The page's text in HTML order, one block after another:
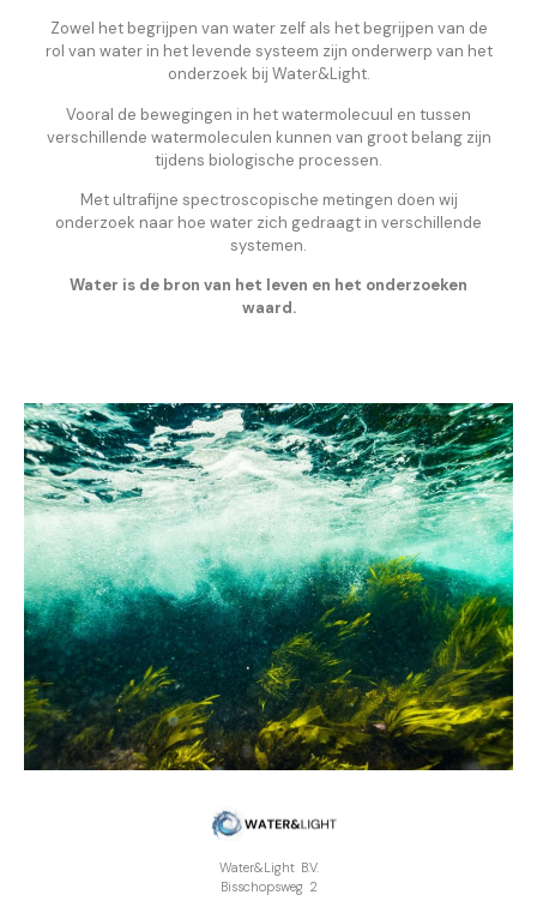
Zowel het begrijpen van water zelf als het begrijpen van de
rol van water in het levende systeem zijn onderwerp van het
onderzoek bij Water&Light.
Vooral de bewegingen in het watermolecuul en tussen
verschillende watermoleculen kunnen van groot belang zijn
tijdens biologische processen.
Met ultrafijne spectroscopische metingen doen wij
onderzoek naar hoe water zich gedraagt in verschillende
systemen.
Water is de bron van het leven en het onderzoeken
waard.
Water&Light B.V.
Bisschopsweg 2